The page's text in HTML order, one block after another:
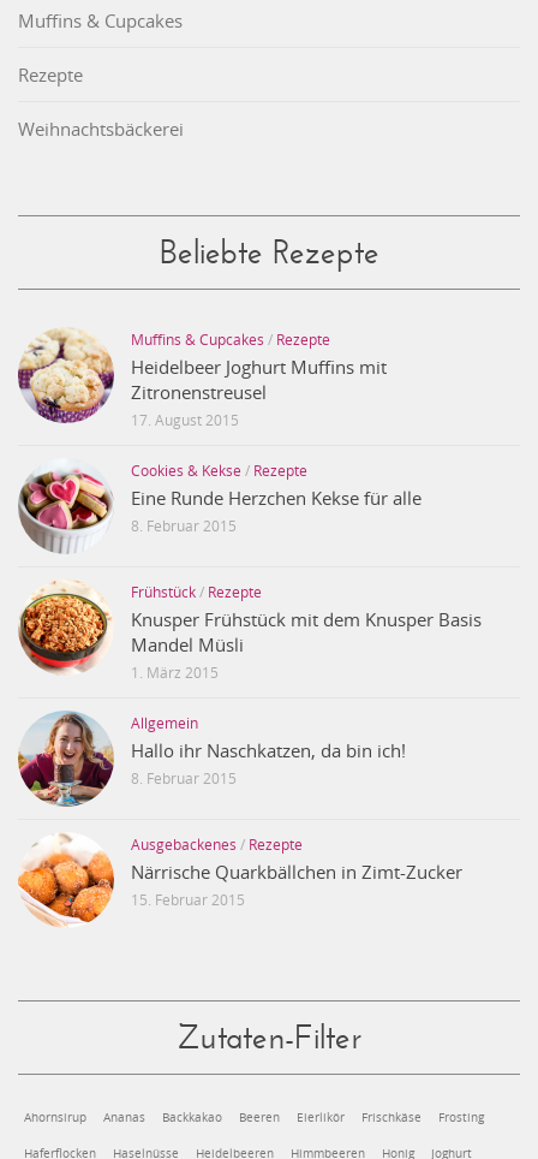
Muffins & Cupcakes
Rezepte
Weihnachtsbäckerei
Beliebte Rezepte
Muffins & Cupcakes / Rezepte
Heidelbeer Joghurt Muffins mit
Zitronenstreusel
17. August 2015
Cookies & Kekse / Rezepte
Eine Runde Herzchen Kekse für alle
8. Februar 2015
Frühstück/ Rezepte
Knusper Frühstück mit dem Knusper Basis
Mandel Müsli
1. März 2015
Allgemein
Hallo ihr Naschkatzen, da bin ich!
8. Februar 2015
Ausgebackenes / Rezepte
Närrische Quarkbällchen in Zimt-Zucker
15. Februar 2015
Zutaten-Filter
Ahornsirup Ananas Backkakao Beeren Eierlikör Frischkäse Frosting
Haferflocken Haselnüsse Heidelbeeren Himmbeeren Honig Joghurt